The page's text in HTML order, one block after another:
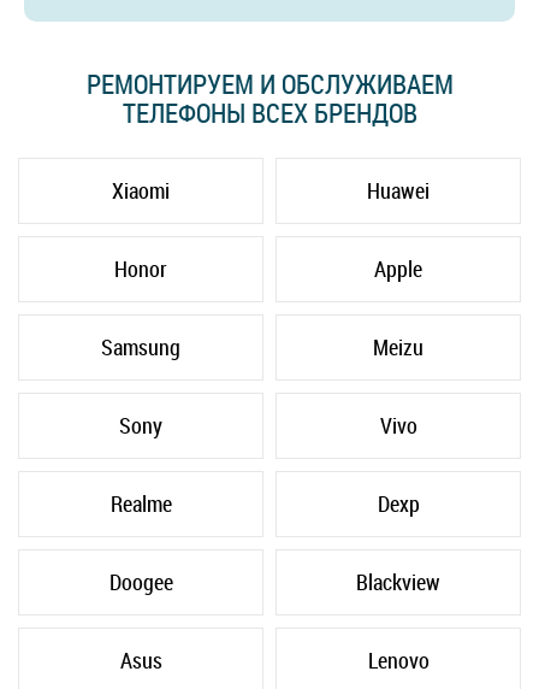
РЕМОНТИРУЕМ И ОБСЛУЖИВАЕМ
ТЕЛЕФОНЫ ВСЕХ БРЕНДОВ
Xiaomi Huawei
Honor Apple
Samsung Meizu
Sony Vivo
Realme Dexp
Doogee Blackview
Asus Lenovo